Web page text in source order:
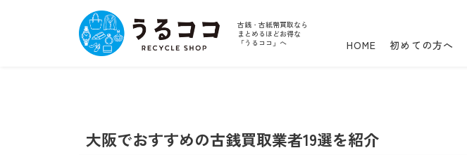
古銭・古紙幣買取なら
まとめるほどお得な
「うるココ」へ
HOME
初めての方へ
大阪でおすすめの古銭買取業者19選を紹介